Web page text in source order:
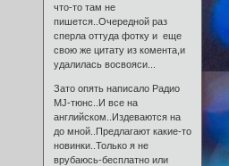
что-то там не
пишется..Очередной раз
сперла оттуда фотку и еще
свою же цитату из комента,и
удалилась восвояси...
Зато опять написало Радио
MJ-тюнс..И все на
английском..Издеваются на
до мной..Предлагают какие-то
новинки..Только я не
врубаюсь-бесплатно или